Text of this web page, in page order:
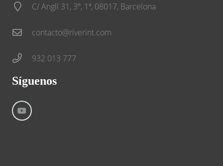
C/ Anglí 31, 3º, 1ª, 08017, Barcelona
contacto@riverint.com
932 013 777
Síguenos